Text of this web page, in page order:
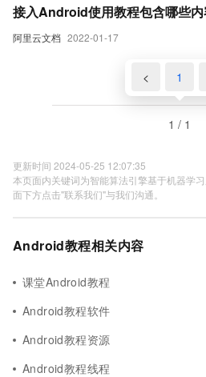
阿里云文档 2022-01-17
接入Android使用教程包含哪些
< 1
1 / 1
更新时间 2024-05-25 12:07:35
本页面内关键词为智能算法引擎基于机器学
面下方点击"联系我们"与我们沟通。
Android教程相关内容
课堂Android教程
Android教程软件
Android教程资源
Android教程线程